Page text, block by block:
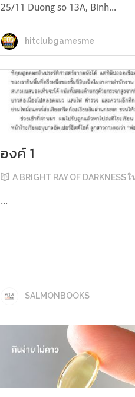
25/11 Duong so 13A, Binh...
hitclubgamesme
องค์ 1
A BRIGHT RAY OF DARKNESS ในห้
...
SALMONBOOKS